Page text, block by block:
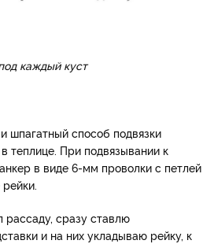
каждый куст
шпагатный способ подвязки
теплице. При подвязывании к
в виде 6-мм проволки с петлей
рассаду, сразу ставлю
и на них укладываю рейку, к